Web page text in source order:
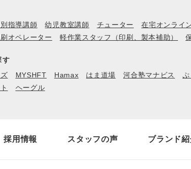
指導講師 幼児教室講師 チューター 在宅オンライ
オペレーター 軽作業スタッフ（印刷、製本補助）
す
MYSHFT Hamax はま道場 河合塾マナビス
ヘーグル
採用情報 スタッフの声 ブランド